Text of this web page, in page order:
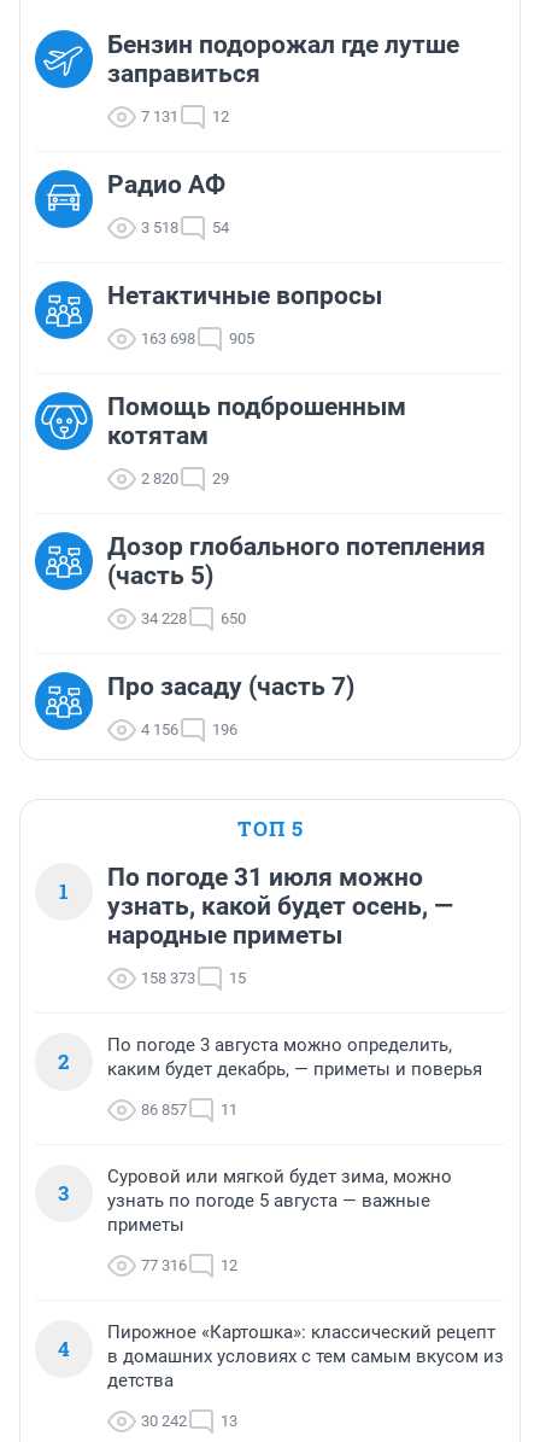
Бензин подорожал где лутше
заправиться
7 131 12
Радио АФ
3 518 54
Нетактичные вопросы
163 698 905
Помощь подброшенным
котятам
2 820 29
Дозор глобального потепления
(часть 5)
34 228 650
Про засаду (часть 7)
4 156 196
ТОП 5
1
По погоде 31 июля можно
узнать, какой будет осень, —
народные приметы
158 373 15
2
По погоде 3 августа можно определить,
каким будет декабрь, — приметы и поверья
86 857 11
3
Суровой или мягкой будет зима, можно
узнать по погоде 5 августа — важные
приметы
77 316 12
4
Пирожное «Картошка»: классический рецепт
в домашних условиях с тем самым вкусом из
детства
30 242 13